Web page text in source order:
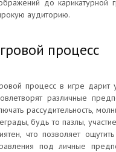
до карикатурной
аудиторию.
процесс
процесс в игре дарит
различные
рассудительность,
будь то пазлы,
что позволяет
под личные